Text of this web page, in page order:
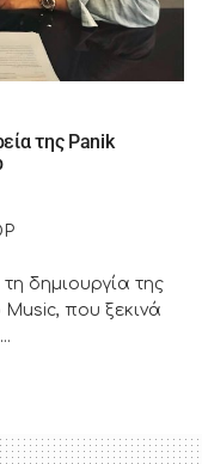
της Panik
δημιουργία της
που ξεκινά